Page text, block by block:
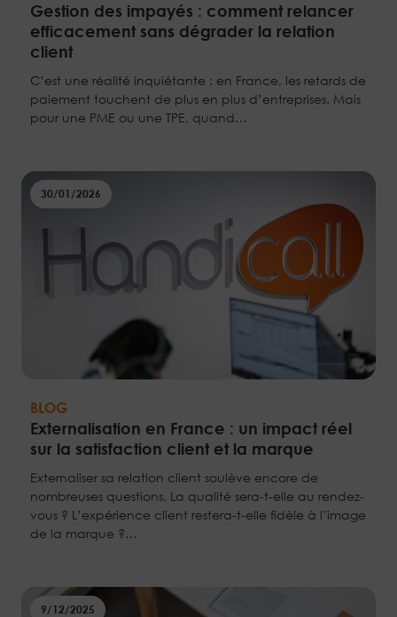
Gestion des impayés : comment relancer
efficacement sans dégrader la relation
client
C’est une réalité inquiétante : en France, les retards de
paiement touchent de plus en plus d’entreprises. Mais
pour une PME ou une TPE, quand…
30/01/2026
BLOG
Externalisation en France : un impact réel
sur la satisfaction client et la marque
Externaliser sa relation client soulève encore de
nombreuses questions. La qualité sera-t-elle au rendez-
vous ? L’expérience client restera-t-elle fidèle à l’image
de la marque ?…
9/12/2025